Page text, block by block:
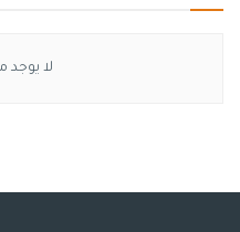
لا يوجد